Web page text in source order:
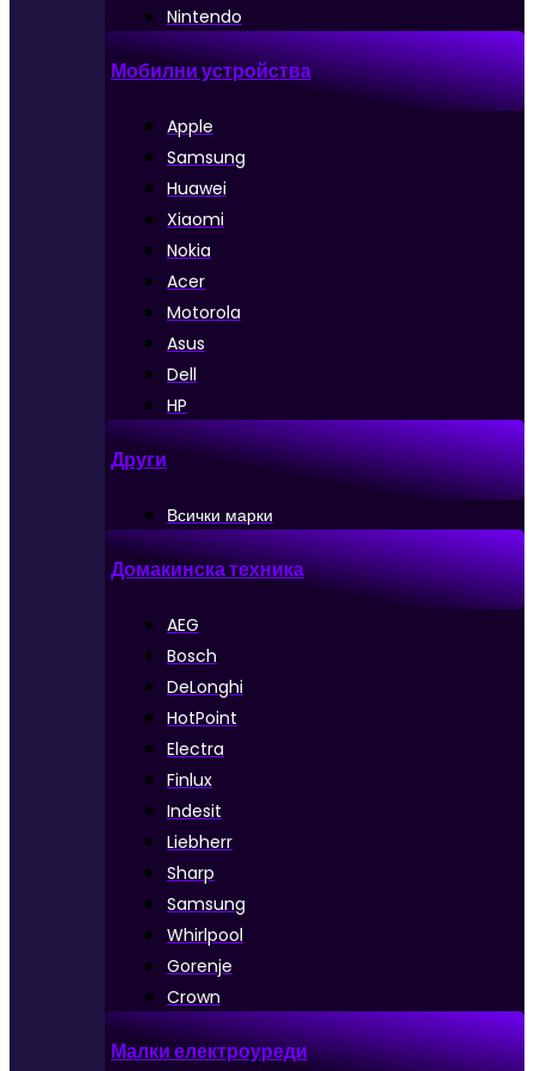
Nintendo
Мобилни устройства
Apple
Samsung
Huawei
Xiaomi
Nokia
Acer
Motorola
Asus
Dell
HP
Други
Всички марки
Домакинска техника
AEG
Bosch
DeLonghi
HotPoint
Electra
Finlux
Indesit
Liebherr
Sharp
Samsung
Whirlpool
Gorenje
Crown
Малки електроуреди